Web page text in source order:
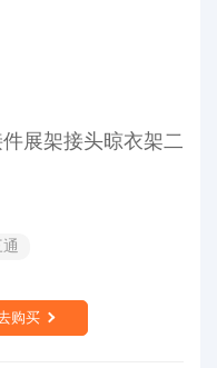
展架接头晾衣架二
通
购买